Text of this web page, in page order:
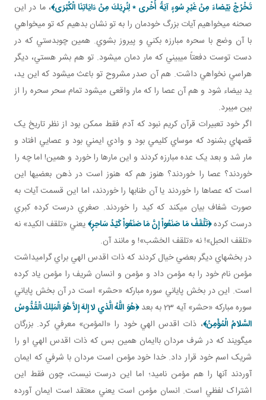
تَخْرُجْ بَيْضاءَ مِنْ غَيْرِ سُوءٍ آيَةً أُخْرى‏ ٭ لِنُرِيَكَ مِنْ ءَايَاتِنَا الْكُبْرَى‏‏﴾، ما در اين
صحنه مي خواهيم آيات بزرگ خودمان را به تو نشان بدهيم که تو مي خواهي
با آن وضع با سحره مبارزه بکني و پيروز بشوي. همين چوبدستي که در
دست توست دفعتاً مي بيني که مار دمان مي شود. تو هم بشر هستي، ديگر
هراسي نخواهي داشت. هم آن صدر مشروح تو باعث مي شود که اين يد،
يد بيضاء شود و هم آن عصا را که مار واقعی مي شود تمام سحر سحره را از
بين مي برد.
اگر خود تعبيرات قرآن کريم نبود که آدم فقط ممکن بود از نظر تاريخ يک
قصه اي بشنود که موساي کليمي بود و وادي ايمني بود و عصايي افتاد و
مار شد و بعد يک عده مبارزه کردند و اين مارها را خورد و همين! اما چه را
خوردند؟ عصا را خوردند؟ هنوز هم که هنوز است در ذهن بعضي ها اين
است که عصاها را خوردند يا آن طناب ها را خوردند، اما اين قسمت آيات به
صورت شفاف بيان مي کند که کيد را خوردند. صغري درست کرده کبري
درست کرده﴿تَلْقَفْ مَا صَنَعُواْ إِنَّ مَا صَنَعُواْ كَيْدُ سَاحِرٍ﴾يعني «تلقف الکيد» نه
«تلقف الحبل»! نه «تلقف الخشب»! و مانند آن.
در بخش هاي ديگر بعضي خيال کردند که ذات اقدس الهي براي گراميداشت
مؤمن نام خود را به مؤمن داد و مؤمن و انسان شريف را مؤمن ياد کرده
است. اين در بخش پاياني سوره مبارکه «حشر» است در آن بخش پاياني
سوره مبارکه «حشر» آيه 23 به بعد
﴿هُوَ اللَّهُ الَّذي لا إِلهَ إِلاَّ هُوَ الْمَلِكُ الْقُدُّوسُ
السَّلامُ الْمُؤْمِنُ‏﴾، ذات اقدس الهي خود را «المؤمن» معرفي کرد. بزرگان
مي گويند که در شرف مردان باايمان همين بس که ذات اقدس الهي او را
شريک اسم خود قرار داد. خدا خود مؤمن است مردان با شرفي که ايمان
آوردند آنها را هم مؤمن ناميد؛ اما اين درست نيست، چون فقط اين
اشتراک لفظي است. انسان مؤمن است يعني معتقد است ايمان آورده